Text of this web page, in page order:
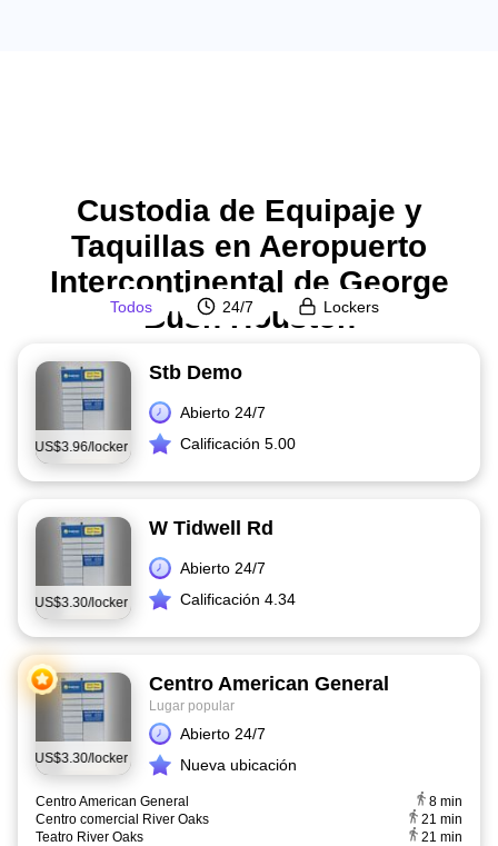
Custodia de Equipaje y
Taquillas en Aeropuerto
Intercontinental de George
Bush Houston
Todos 24/7 Lockers
US$3.96/locker
Stb Demo
Abierto 24/7
Calificación 5.00
US$3.30/locker
W Tidwell Rd
Abierto 24/7
Calificación 4.34
US$3.30/locker
Centro American General
Lugar popular
Abierto 24/7
Nueva ubicación
Centro American General
8 min
Centro comercial River Oaks
21 min
Teatro River Oaks
21 min